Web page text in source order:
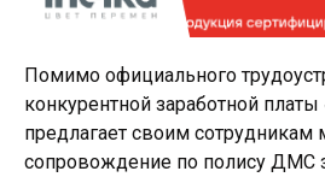
Помимо официального
конкурентной заработной платы
предлагает своим сотрудникам
сопровождение по полису ДМС